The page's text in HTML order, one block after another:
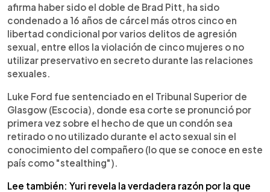
afirma haber sido el doble de Brad Pitt, ha sido
condenado a 16 años de cárcel más otros cinco en
libertad condicional por varios delitos de agresión
sexual, entre ellos la violación de cinco mujeres o no
utilizar preservativo en secreto durante las relaciones
sexuales.
Luke Ford fue sentenciado en el Tribunal Superior de
Glasgow (Escocia), donde esa corte se pronunció por
primera vez sobre el hecho de que un condón sea
retirado o no utilizado durante el acto sexual sin el
conocimiento del compañero (lo que se conoce en este
país como "stealthing").
Lee también: Yuri revela la verdadera razón por la que